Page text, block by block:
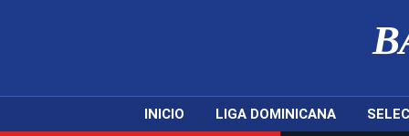
INICIO LIGA DOMINICANA